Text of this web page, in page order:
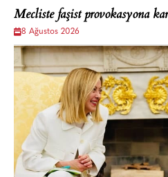
Mecliste faşist provokasyona
8 Ağustos 2026